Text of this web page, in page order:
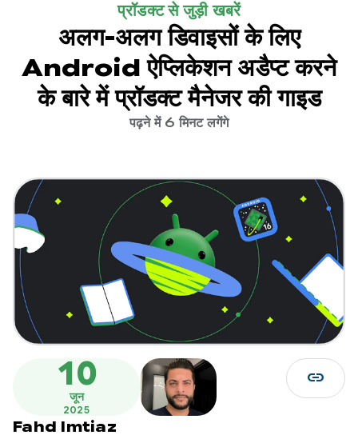
प्रॉडक्ट से जुड़ी खबरें
अलग-अलग डिवाइसों के लिए
Android ऐप्लिकेशन अडैप्ट करने
के बारे में प्रॉडक्ट मैनेजर की गाइड
पढ़ने में 6 मिनट लगेंगे
10
जून
2025
Fahd Imtiaz
link